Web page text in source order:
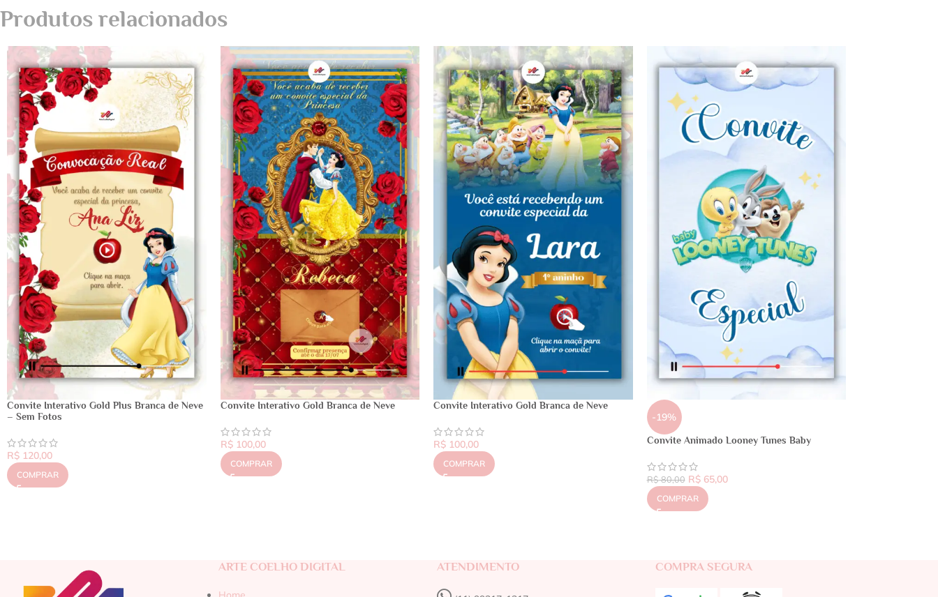
Produtos relacionados
Convite Interativo Gold Plus Branca de Neve
– Sem Fotos
R$ 120,00
COMPRAR
Convite Interativo Gold Branca de Neve
R$100,00
COMPRAR
Convite Interativo Gold Branca de Neve
R$ 100,00
COMPRAR
-19%
Convite Animado Looney Tunes Baby
R$80,00 R$65,00
COMPRAR
ARTE COELHO DIGITAL ATENDIMENTO COMPRA SEGURA